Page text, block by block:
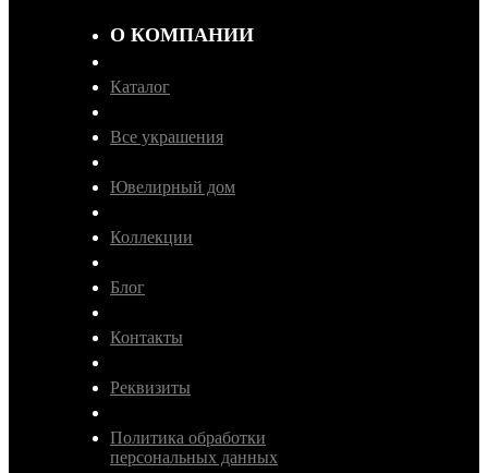
О КОМПАНИИ
Каталог
Все украшения
Ювелирный дом
Коллекции
Блог
Контакты
Реквизиты
Политика обработки
персональных данных